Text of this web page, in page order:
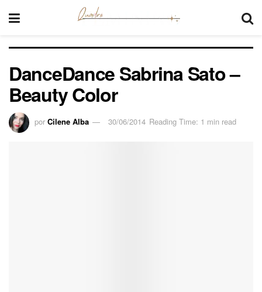
DanceDance Sabrina Sato –
Beauty Color
por Cilene Alba 30/06/2014 Reading Time: 1 min read